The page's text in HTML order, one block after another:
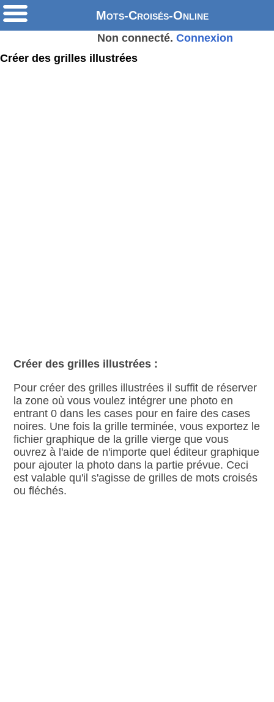
Mots-Croisés-Online
Non connecté. Connexion
Créer des grilles illustrées
Créer des grilles illustrées :
Pour créer des grilles illustrées il suffit de réserver
la zone où vous voulez intégrer une photo en
entrant 0 dans les cases pour en faire des cases
noires. Une fois la grille terminée, vous exportez le
fichier graphique de la grille vierge que vous
ouvrez à l'aide de n'importe quel éditeur graphique
pour ajouter la photo dans la partie prévue. Ceci
est valable qu'il s'agisse de grilles de mots croisés
ou fléchés.